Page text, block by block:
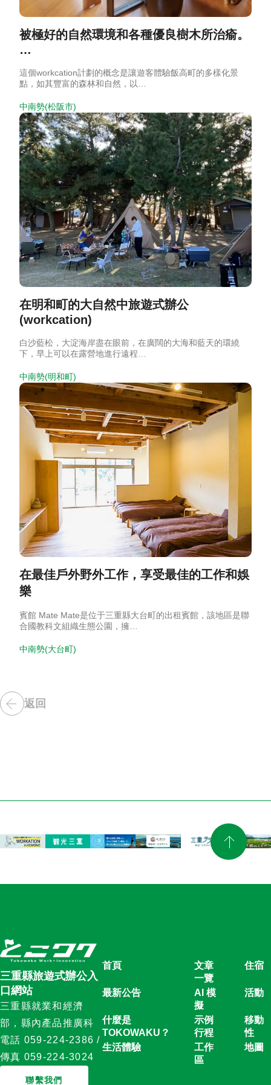
被極好的自然環境和各種優良樹木所治瘉。
…
這個workcation計劃的概念是讓遊客體驗飯高町的多樣化景
點，如其豐富的森林和自然，以…
中南勢(松阪市)
在明和町的大自然中旅遊式辦公
(workcation)
白沙藍松，大淀海岸盡在眼前，在廣闊的大海和藍天的環繞
下，早上可以在露營地進行遠程…
中南勢(明和町)
在最佳戶外野外工作，享受最佳的工作和娛
樂
賓館 Mate Mate是位于三重縣大台町的出租賓館，該地區是聯
合國教科文組織生態公園，擁…
中南勢(大台町)
返回
三重縣旅遊式辦公入
口網站
三重縣就業和經濟
部，縣內產品推廣科
電話 059-224-2386 /
傳真 059-224-3024
聯繫我們
首頁
文章
一覽
住宿
最新公告
AI 模
擬
活動
什麼是
TOKOWAKU？
示例
行程
移動
性
生活體驗
工作
區
地圖